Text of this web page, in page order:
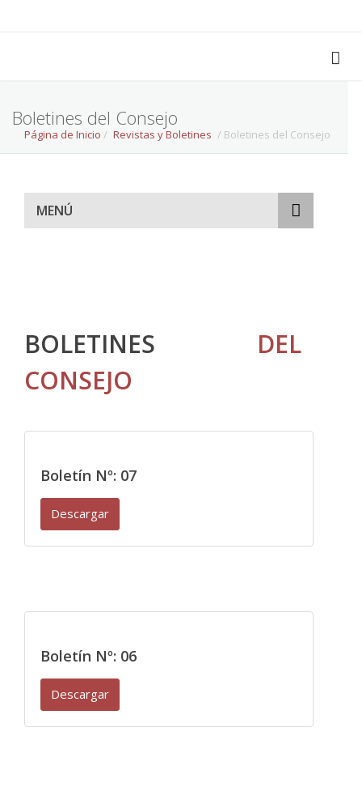
Boletines del Consejo
Página de Inicio / Revistas y Boletines / Boletines del Consejo
MENÚ
BOLETINES DEL
CONSEJO
Boletín Nº: 07
Descargar
Boletín Nº: 06
Descargar